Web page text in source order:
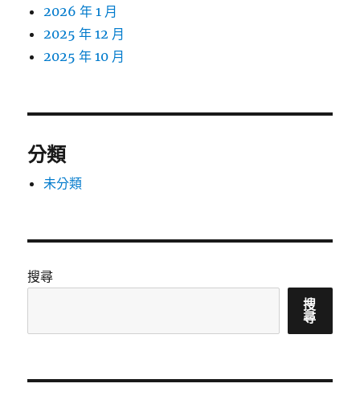
2026 年 1 月
2025 年 12 月
2025 年 10 月
分類
未分類
搜尋
搜
尋